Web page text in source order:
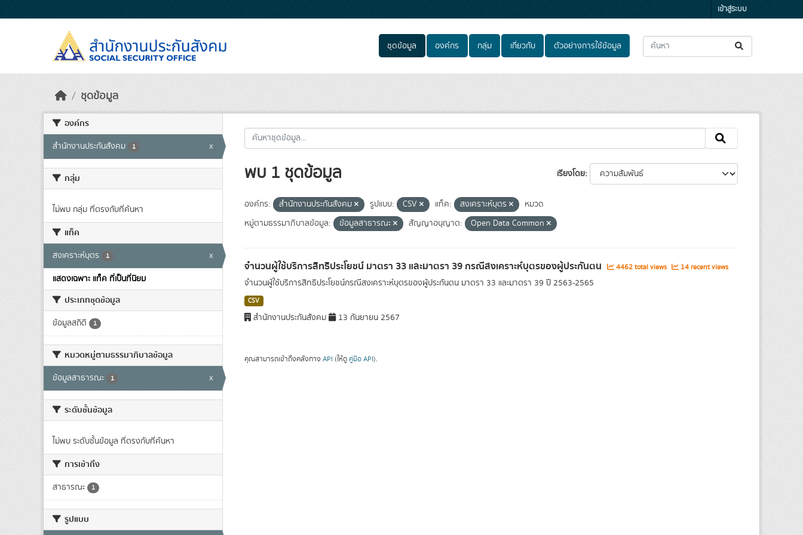
เข้าสู่ระบบ
ชุดข้อมูล องค์กร กลุ่ม เกี่ยวกับ ตัวอย่างการใช้ข้อมูล
ชุดข้อมูล
องค์กร
สำนักงานประกันสังคม 1 x
กลุ่ม
ไม่พบ กลุ่ม ที่ตรงกับที่ค้นหา
แท็ค
สงเคราะห์บุตร 1
x
แสดงเฉพาะ แท็ค ที่เป็นที่นิยม
ประเภทชุดข้อมูล
ข้อมูลสถิติ 1
หมวดหมู่ตามธรรมาภิบาลข้อมูล
ข้อมูลสาธารณะ 1 x
ระดับชั้นข้อมูล
ไม่พบ ระดับชั้นข้อมูล ที่ตรงกับที่ค้นหา
การเข้าถึง
สาธารณะ 1
รูปแบบ
เรียงโดย
พบ 1 ชุดข้อมูล
องค์กร: สำนักงานประกันสังคม รูปแบบ: CSV แท็ค: สงเคราะห์บุตร
หมวด
หมู่ตามธรรมาภิบาลข้อมูล:
ข้อมูลสาธารณะ สัญญาอนุญาต: Open Data Common
จำนวนผู้ใช้บริการสิทธิประโยชน์ มาตรา 33 และมาตรา 39 กรณีสงเคราะห์บุตรของผู้ประกันตน 4462 total views 14 recent views
จำนวนผู้ใช้บริการสิทธิประโยชน์กรณีสงเคราะห์บุตรของผู้ประกันตน มาตรา 33 และมาตรา 39 ปี 2563-2565
CSV
สำนักงานประกันสังคม 13 กันยายน 2567
คุณสามารถเข้าถึงคลังทาง API (ให้ดู คู่มือ API).